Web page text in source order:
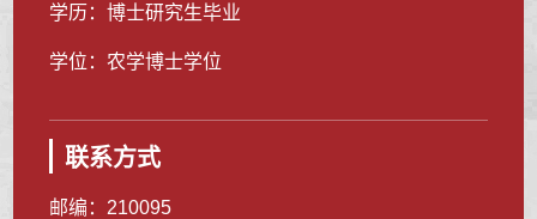
学历：博士研究生毕业
学位：农学博士学位
联系方式
邮编： 210095